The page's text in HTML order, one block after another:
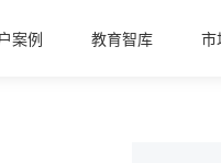
案例 教育智库 市